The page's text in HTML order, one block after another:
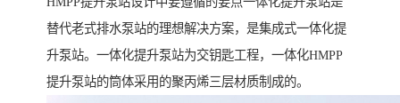
替代老式排水泵站的理想解决方案，是集成式一体化提
升泵站。一体化提升泵站为交钥匙工程，一体化HMPP
提升泵站的筒体采用的聚丙烯三层材质制成的。